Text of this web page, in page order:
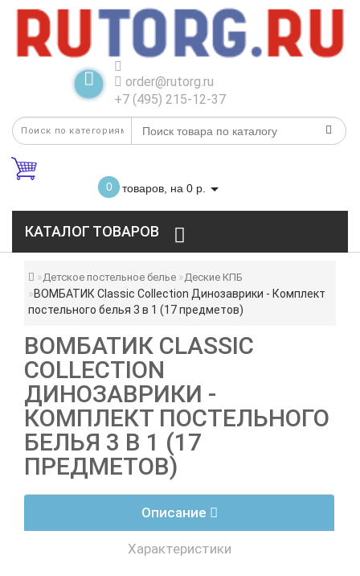
order@rutorg.ru
+7 (495) 215-12-37
0 товаров, на 0 р.
КАТАЛОГ ТОВАРОВ
Детское постельное белье Деские КПБ
ВОМБАТИК Classic Collection Динозаврики - Комплект
постельного белья 3 в 1 (17 предметов)
ВОМБАТИК CLASSIC
COLLECTION
ДИНОЗАВРИКИ -
КОМПЛЕКТ ПОСТЕЛЬНОГО
БЕЛЬЯ 3 В 1 (17
ПРЕДМЕТОВ)
Описание
Характеристики